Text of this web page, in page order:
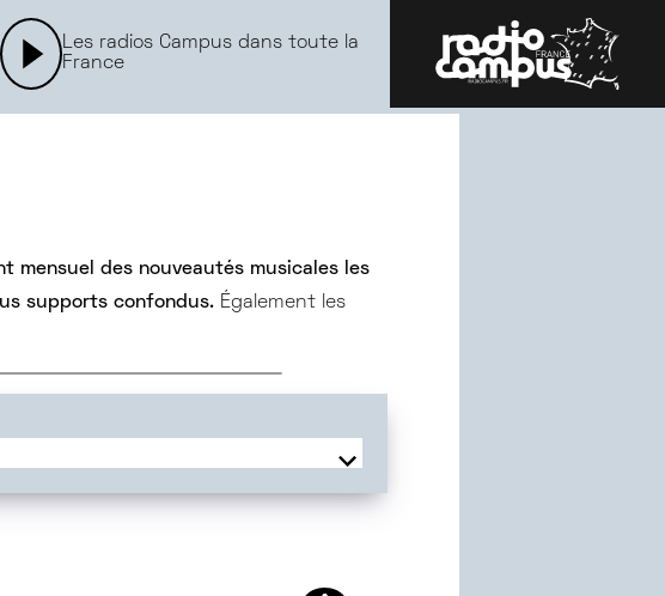
Les radios Campus dans toute la
France
mensuel des nouveautés musicales les
supports confondus. Également les